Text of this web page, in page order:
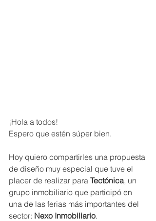
¡Hola a todos!
Espero que estén súper bien.
Hoy quiero compartirles una propuesta
de diseño muy especial que tuve el
placer de realizar para Tectónica, un
grupo inmobiliario que participó en
una de las ferias más importantes del
sector: Nexo Inmobiliario.